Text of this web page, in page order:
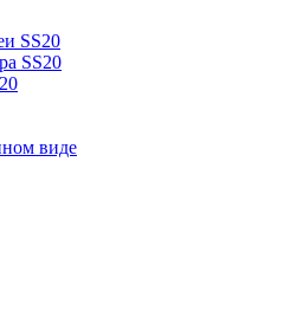
SS20
SS20
виде